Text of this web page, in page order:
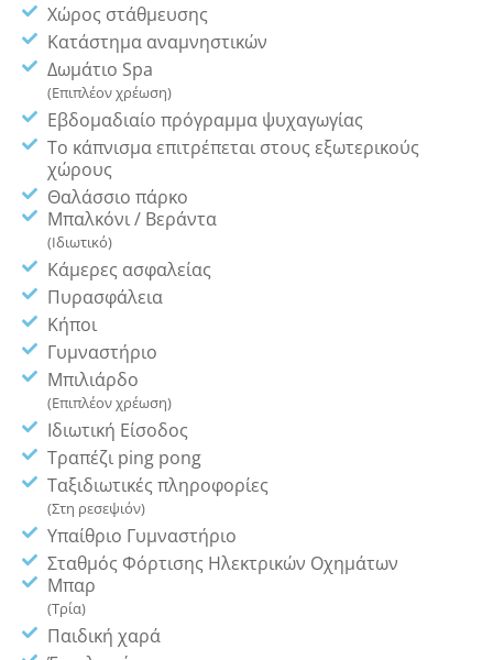
Χώρος στάθμευσης
Κατάστημα αναμνηστικών
Δωμάτιο Spa
(Επιπλέον χρέωση)
Εβδομαδιαίο πρόγραμμα ψυχαγωγίας
Το κάπνισμα επιτρέπεται στους εξωτερικούς
χώρους
Θαλάσσιο πάρκο
Μπαλκόνι / Βεράντα
(Ιδιωτικό)
Κάμερες ασφαλείας
Πυρασφάλεια
Κήποι
Γυμναστήριο
Μπιλιάρδο
(Επιπλέον χρέωση)
Ιδιωτική Είσοδος
Τραπέζι ping pong
Ταξιδιωτικές πληροφορίες
(Στη ρεσεψιόν)
Υπαίθριο Γυμναστήριο
Σταθμός Φόρτισης Ηλεκτρικών Οχημάτων
Μπαρ
(Τρία)
Παιδική χαρά